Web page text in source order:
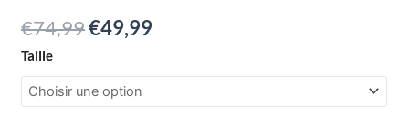
€74,99€49,99
Taille